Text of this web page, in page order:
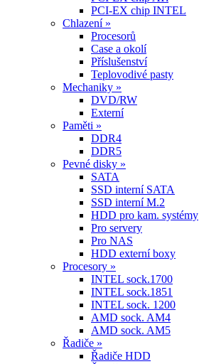
PCI-EX chip INTEL
Chlazení »
Procesorů
Case a okolí
Příslušenství
Teplovodivé pasty
Mechaniky »
DVD/RW
Externí
Paměti »
DDR4
DDR5
Pevné disky »
SATA
SSD interní SATA
SSD interní M.2
HDD pro kam. systémy
Pro servery
Pro NAS
HDD externí boxy
Procesory »
INTEL sock.1700
INTEL sock.1851
INTEL sock. 1200
AMD sock. AM4
AMD sock. AM5
Řadiče »
Řadiče HDD